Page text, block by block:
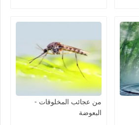
من عجائب المخلوقات -
البعوضة